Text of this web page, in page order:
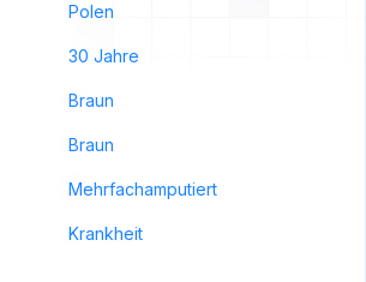
Polen
30 Jahre
Braun
Braun
Mehrfachamputiert
Krankheit